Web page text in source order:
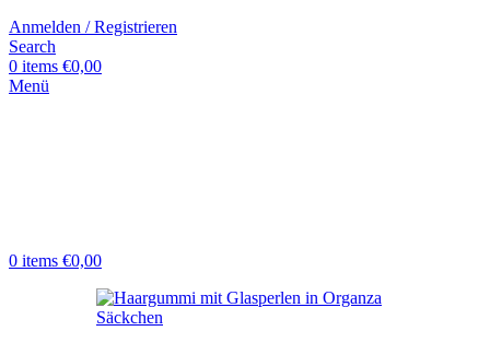
Anmelden / Registrieren
Search
0 items €0,00
Menü
0 items €0,00